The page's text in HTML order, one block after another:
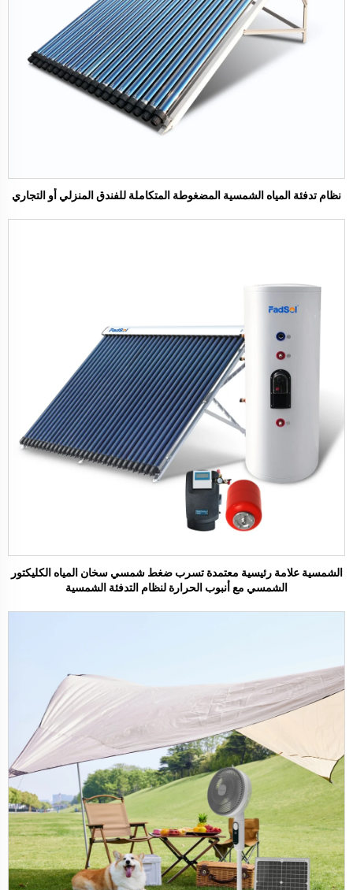
نظام تدفئة المياه الشمسية المضغوطة المتكاملة للفندق المنزلي أو التجاري
الشمسية علامة رئيسية معتمدة تسرب ضغط شمسي سخان المياه الكليكتور
الشمسي مع أنبوب الحرارة لنظام التدفئة الشمسية